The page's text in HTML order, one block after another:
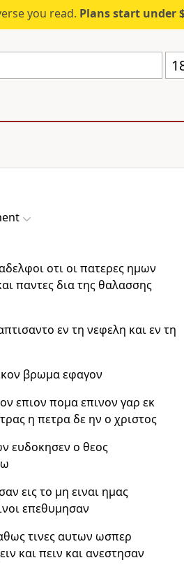
you read. Plans start under
οτι οι πατερες ημων
παντες δια της θαλασσης
εν τη νεφελη και εν τη
βρωμα εφαγον
επιον πομα επινον γαρ εκ
η πετρα δε ην ο χριστος
ευδοκησεν ο θεος
εις το μη ειναι ημας
επεθυμησαν
τινες αυτων ωσπερ
και πειν και ανεστησαν